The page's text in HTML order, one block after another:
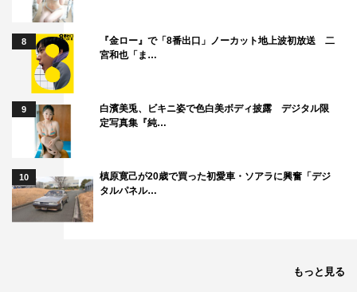
8
『金ロー』で「8番出口」ノーカット地上波初放送 二
宮和也「ま…
9
白濱美兎、ビキニ姿で色白美ボディ披露 デジタル限
定写真集『純…
10
槙原寛己が20歳で買った初愛車・ソアラに興奮「デジ
タルパネル…
もっと見る